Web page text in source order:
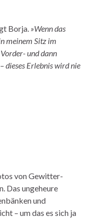
Borja. »Wenn das
meinem Sitz im
und dann
dieses Erlebnis wird nie
von Gewitter-
Das ungeheure
und
– um das es sich ja